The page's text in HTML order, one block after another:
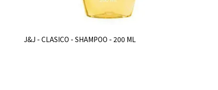
J&J - CLASICO - SHAMPOO - 200 ML